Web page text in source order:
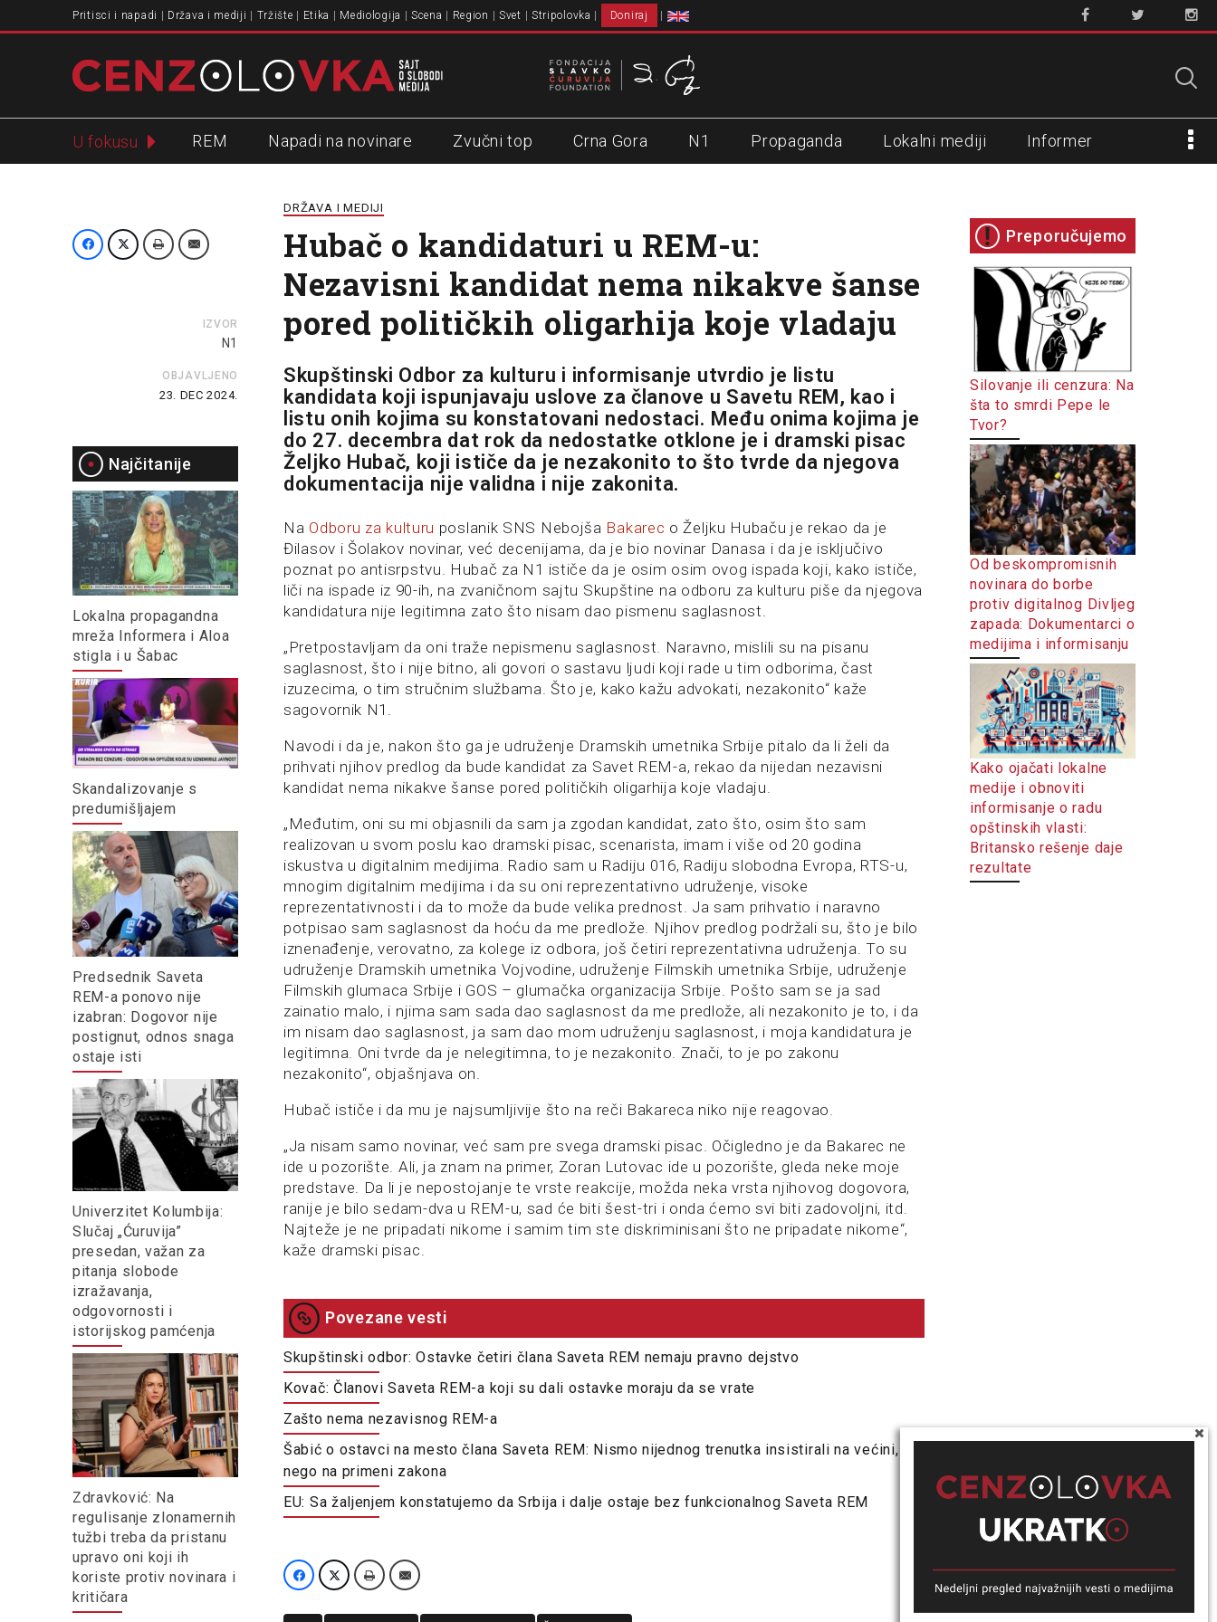
Pritisci i napadi Država i mediji Tržište Etika Mediologija Scena Region Svet Stripolovka Doniraj
U fokusu REM Napadi na novinare Zvučni top Crna Gora N1 Propaganda Lokalni mediji Informer
IZVOR
N1
OBJAVLJENO
23. DEC 2024.
Najčitanije
Lokalna propagandna
mreža Informera i Aloa
stigla i u Šabac
Skandalizovanje s
predumišljajem
Predsednik Saveta
REM-a ponovo nije
izabran: Dogovor nije
postignut, odnos snaga
ostaje isti
Univerzitet Kolumbija:
Slučaj „Ćuruvija”
presedan, važan za
pitanja slobode
izražavanja,
odgovornosti i
istorijskog pamćenja
Zdravković: Na
regulisanje zlonamernih
tužbi treba da pristanu
upravo oni koji ih
koriste protiv novinara i
kritičara
DRŽAVA I MEDIJI
Hubač o kandidaturi u REM-u:
Nezavisni kandidat nema nikakve šanse
pored političkih oligarhija koje vladaju
Skupštinski Odbor za kulturu i informisanje utvrdio je listu
kandidata koji ispunjavaju uslove za članove u Savetu REM, kao i
listu onih kojima su konstatovani nedostaci. Među onima kojima je
do 27. decembra dat rok da nedostatke otklone je i dramski pisac
Željko Hubač, koji ističe da je nezakonito to što tvrde da njegova
dokumentacija nije validna i nije zakonita.
Na Odboru za kulturu poslanik SNS Nebojša Bakarec o Željku Hubaču je rekao da je
Đilasov i Šolakov novinar, već decenijama, da je bio novinar Danasa i da je isključivo
poznat po antisrpstvu. Hubač za N1 ističe da je osim osim ovog ispada koji, kako ističe,
liči na ispade iz 90-ih, na zvaničnom sajtu Skupštine na odboru za kulturu piše da njegova
kandidatura nije legitimna zato što nisam dao pismenu saglasnost.
„Pretpostavljam da oni traže nepismenu saglasnost. Naravno, mislili su na pisanu
saglasnost, što i nije bitno, ali govori o sastavu ljudi koji rade u tim odborima, čast
izuzecima, o tim stručnim službama. Što je, kako kažu advokati, nezakonito“ kaže
sagovornik N1.
Navodi i da je, nakon što ga je udruženje Dramskih umetnika Srbije pitalo da li želi da
prihvati njihov predlog da bude kandidat za Savet REM-a, rekao da nijedan nezavisni
kandidat nema nikakve šanse pored političkih oligarhija koje vladaju.
„Međutim, oni su mi objasnili da sam ja zgodan kandidat, zato što, osim što sam
realizovan u svom poslu kao dramski pisac, scenarista, imam i više od 20 godina
iskustva u digitalnim medijima. Radio sam u Radiju 016, Radiju slobodna Evropa, RTS-u,
mnogim digitalnim medijima i da su oni reprezentativno udruženje, visoke
reprezentativnosti i da to može da bude velika prednost. Ja sam prihvatio i naravno
potpisao sam saglasnost da hoću da me predlože. Njihov predlog podržali su, što je bilo
iznenađenje, verovatno, za kolege iz odbora, još četiri reprezentativna udruženja. To su
udruženje Dramskih umetnika Vojvodine, udruženje Filmskih umetnika Srbije, udruženje
Filmskih glumaca Srbije i GOS – glumačka organizacija Srbije. Pošto sam se ja sad
zainatio malo, i njima sam sada dao saglasnost da me predlože, ali nezakonito je to, i da
im nisam dao saglasnost, ja sam dao mom udruženju saglasnost, i moja kandidatura je
legitimna. Oni tvrde da je nelegitimna, to je nezakonito. Znači, to je po zakonu
nezakonito“, objašnjava on.
Hubač ističe i da mu je najsumljivije što na reči Bakareca niko nije reagovao.
„Ja nisam samo novinar, već sam pre svega dramski pisac. Očigledno je da Bakarec ne
ide u pozorište. Ali, ja znam na primer, Zoran Lutovac ide u pozorište, gleda neke moje
predstave. Da li je nepostojanje te vrste reakcije, možda neka vrsta njihovog dogovora,
ranije je bilo sedam-dva u REM-u, sad će biti šest-tri i onda ćemo svi biti zadovoljni, itd.
Najteže je ne pripadati nikome i samim tim ste diskriminisani što ne pripadate nikome“,
kaže dramski pisac.
Povezane vesti
Skupštinski odbor: Ostavke četiri člana Saveta REM nemaju pravno dejstvo
Kovač: Članovi Saveta REM-a koji su dali ostavke moraju da se vrate
Zašto nema nezavisnog REM-a
Šabić o ostavci na mesto člana Saveta REM: Nismo nijednog trenutka insistirali na većini,
nego na primeni zakona
EU: Sa žaljenjem konstatujemo da Srbija i dalje ostaje bez funkcionalnog Saveta REM
Preporučujemo
Silovanje ili cenzura: Na
šta to smrdi Pepe le
Tvor?
Od beskompromisnih
novinara do borbe
protiv digitalnog Divljeg
zapada: Dokumentarci o
medijima i informisanju
Kako ojačati lokalne
medije i obnoviti
informisanje o radu
opštinskih vlasti:
Britansko rešenje daje
rezultate